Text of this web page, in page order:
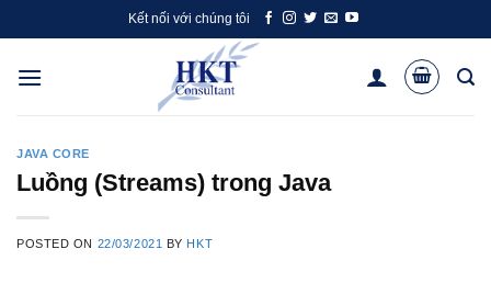
to
content
Kết nối với chúng tôi
JAVA CORE
Luồng (Streams) trong Java
POSTED ON 22/03/2021 BY HKT